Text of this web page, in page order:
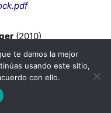
(2010)
con los
la presentación
te damos la mejor
usando este sitio,
con ello.